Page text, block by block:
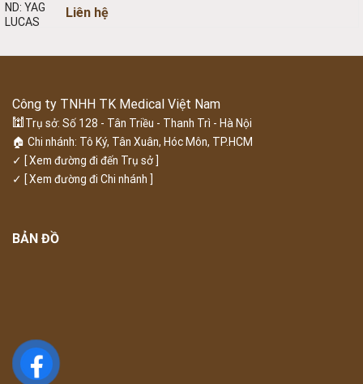
Liên hệ
Công ty TNHH TK Medical Việt Nam
🕍 Trụ sở: Số 128 - Tân Triều - Thanh Trì - Hà Nội
🏠 Chi nhánh: Tô Ký, Tân Xuân, Hóc Môn, TP.HCM
✓ [ Xem đường đi đến Trụ sở ]
✓ [ Xem đường đi Chi nhánh ]
BẢN ĐỒ